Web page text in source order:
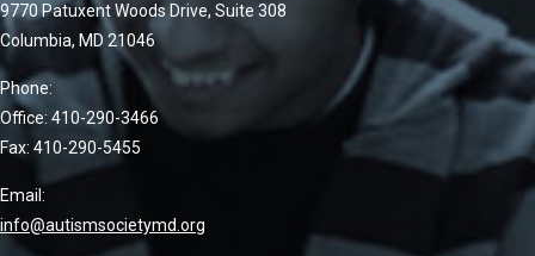
9770 Patuxent Woods Drive, Suite 308
Columbia, MD 21046
Phone:
Office: 410-290-3466
Fax: 410-290-5455
Email:
info@autismsocietymd.org